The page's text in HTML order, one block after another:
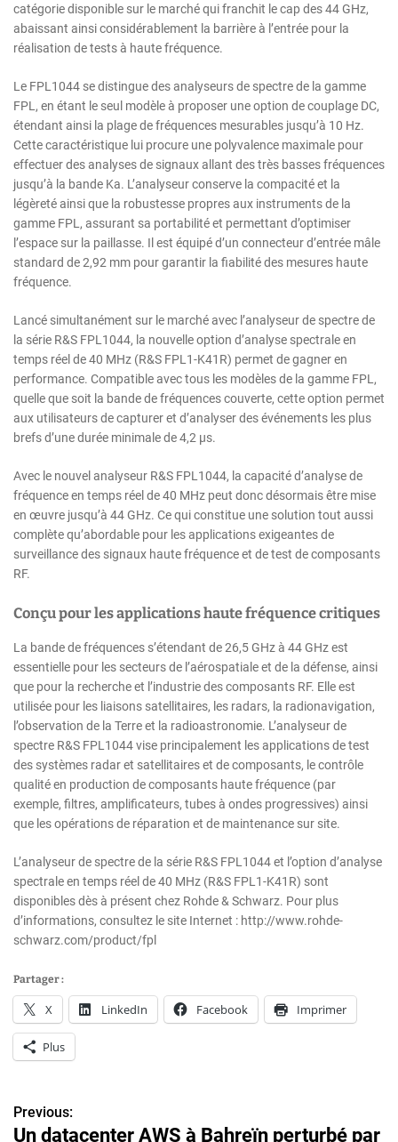
catégorie disponible sur le marché qui franchit le cap des 44 GHz,
abaissant ainsi considérablement la barrière à l’entrée pour la
réalisation de tests à haute fréquence.
Le FPL1044 se distingue des analyseurs de spectre de la gamme
FPL, en étant le seul modèle à proposer une option de couplage DC,
étendant ainsi la plage de fréquences mesurables jusqu’à 10 Hz.
Cette caractéristique lui procure une polyvalence maximale pour
effectuer des analyses de signaux allant des très basses fréquences
jusqu’à la bande Ka. L’analyseur conserve la compacité et la
légèreté ainsi que la robustesse propres aux instruments de la
gamme FPL, assurant sa portabilité et permettant d’optimiser
l’espace sur la paillasse. Il est équipé d’un connecteur d’entrée mâle
standard de 2,92 mm pour garantir la fiabilité des mesures haute
fréquence.
Lancé simultanément sur le marché avec l’analyseur de spectre de
la série R&S FPL1044, la nouvelle option d’analyse spectrale en
temps réel de 40 MHz (R&S FPL1-K41R) permet de gagner en
performance. Compatible avec tous les modèles de la gamme FPL,
quelle que soit la bande de fréquences couverte, cette option permet
aux utilisateurs de capturer et d’analyser des événements les plus
brefs d’une durée minimale de 4,2 µs.
Avec le nouvel analyseur R&S FPL1044, la capacité d’analyse de
fréquence en temps réel de 40 MHz peut donc désormais être mise
en œuvre jusqu’à 44 GHz. Ce qui constitue une solution tout aussi
complète qu’abordable pour les applications exigeantes de
surveillance des signaux haute fréquence et de test de composants
RF.
Conçu pour les applications haute fréquence critiques
La bande de fréquences s’étendant de 26,5 GHz à 44 GHz est
essentielle pour les secteurs de l’aérospatiale et de la défense, ainsi
que pour la recherche et l’industrie des composants RF. Elle est
utilisée pour les liaisons satellitaires, les radars, la radionavigation,
l’observation de la Terre et la radioastronomie. L’analyseur de
spectre R&S FPL1044 vise principalement les applications de test
des systèmes radar et satellitaires et de composants, le contrôle
qualité en production de composants haute fréquence (par
exemple, filtres, amplificateurs, tubes à ondes progressives) ainsi
que les opérations de réparation et de maintenance sur site.
L’analyseur de spectre de la série R&S FPL1044 et l’option d’analyse
spectrale en temps réel de 40 MHz (R&S FPL1-K41R) sont
disponibles dès à présent chez Rohde & Schwarz. Pour plus
d’informations, consultez le site Internet : http://www.rohde-
schwarz.com/product/fpl
Partager :
X LinkedIn Facebook Imprimer
Plus
N
Previous:
Un datacenter AWS à Bahreïn perturbé par